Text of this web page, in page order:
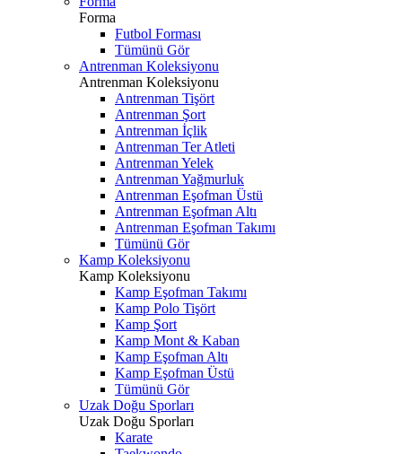
Forma
Futbol Forması
Tümünü Gör
Antrenman Koleksiyonu
Antrenman Koleksiyonu
Antrenman Tişört
Antrenman Şort
Antrenman İçlik
Antrenman Ter Atleti
Antrenman Yelek
Antrenman Yağmurluk
Antrenman Eşofman Üstü
Antrenman Eşofman Altı
Antrenman Eşofman Takımı
Tümünü Gör
Kamp Koleksiyonu
Kamp Koleksiyonu
Kamp Eşofman Takımı
Kamp Polo Tişört
Kamp Şort
Kamp Mont & Kaban
Kamp Eşofman Altı
Kamp Eşofman Üstü
Tümünü Gör
Uzak Doğu Sporları
Uzak Doğu Sporları
Karate